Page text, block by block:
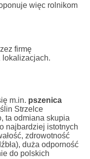
więc rolnikom
firmę
lokalizacjach.
m.in. pszenica
Strzelce
ta odmiana skupia
najbardziej istotnych
zdrowotność
duża odporność
do polskich